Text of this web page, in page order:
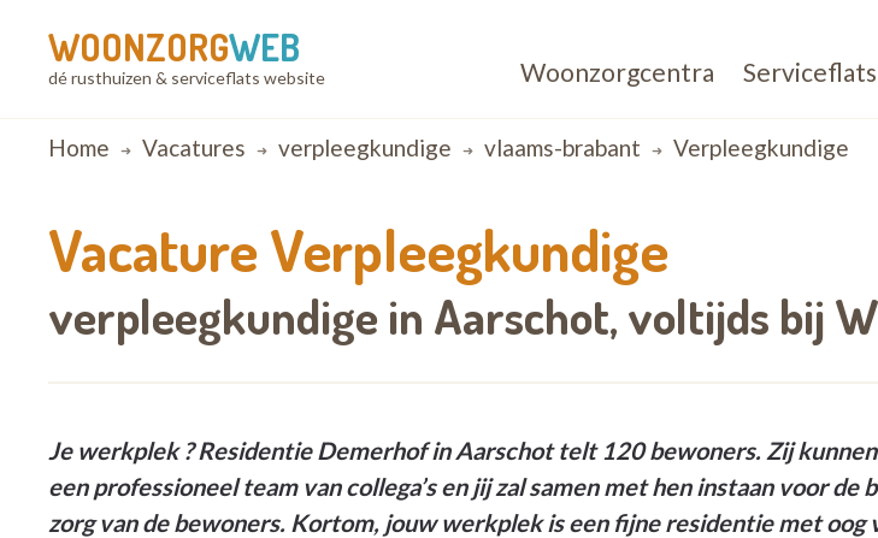
WOONZORGWEB
dé rusthuizen & serviceflats website Woonzorgcentra
Breadcrumb
Home Vacatures verpleegkundige vlaams-brabant Verpleegkundige
VacatureVerpleegkundige
verpleegkundige in Aarschot, voltijds bij
Je werkplek ? Residentie Demerhof in Aarschot telt 120 bewoners. Zij
een professioneel team van collega’s en jij zal samen met hen instaan voor de
zorg van de bewoners. Kortom, jouw werkplek is een fijne residentie met oog